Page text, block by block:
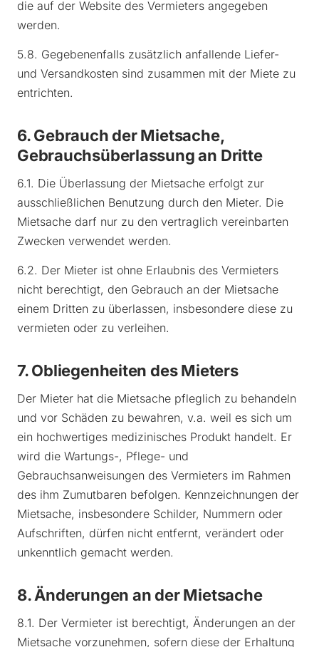
die auf der Website des Vermieters angegeben
werden.
5.8. Gegebenenfalls zusätzlich anfallende Liefer-
und Versandkosten sind zusammen mit der Miete zu
entrichten.
6. Gebrauch der Mietsache,
Gebrauchsüberlassung an Dritte
6.1. Die Überlassung der Mietsache erfolgt zur
ausschließlichen Benutzung durch den Mieter. Die
Mietsache darf nur zu den vertraglich vereinbarten
Zwecken verwendet werden.
6.2. Der Mieter ist ohne Erlaubnis des Vermieters
nicht berechtigt, den Gebrauch an der Mietsache
einem Dritten zu überlassen, insbesondere diese zu
vermieten oder zu verleihen.
7. Obliegenheiten des Mieters
Der Mieter hat die Mietsache pfleglich zu behandeln
und vor Schäden zu bewahren, v.a. weil es sich um
ein hochwertiges medizinisches Produkt handelt. Er
wird die Wartungs-, Pflege- und
Gebrauchsanweisungen des Vermieters im Rahmen
des ihm Zumutbaren befolgen. Kennzeichnungen der
Mietsache, insbesondere Schilder, Nummern oder
Aufschriften, dürfen nicht entfernt, verändert oder
unkenntlich gemacht werden.
8. Änderungen an der Mietsache
8.1. Der Vermieter ist berechtigt, Änderungen an der
Mietsache vorzunehmen, sofern diese der Erhaltung